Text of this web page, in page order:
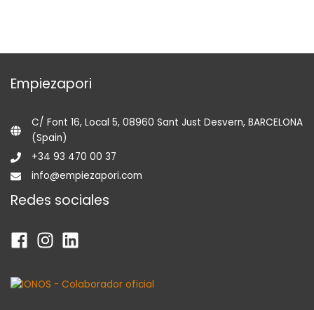
Empiezapori
C/ Font 16, Local 5, 08960 Sant Just Desvern, BARCELONA
(Spain)
+34 93 470 00 37
info@empiezapori.com
Redes sociales